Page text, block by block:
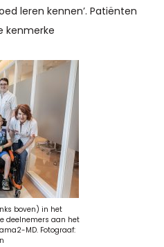
leren kennen’. Patiënten
kenmerke
boven) in het
deelnemers aan het
MD. Fotograaf: